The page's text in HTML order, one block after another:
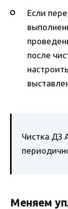
Если
после
Чистка ДЗ
Меняем